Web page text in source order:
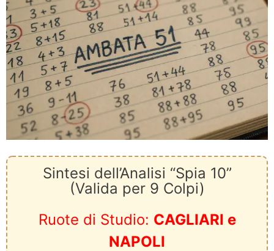
Sintesi dell’Analisi “Spia 10”
(Valida per 9 Colpi)
Ruote di Studio: CAGLIARI e
NAPOLI